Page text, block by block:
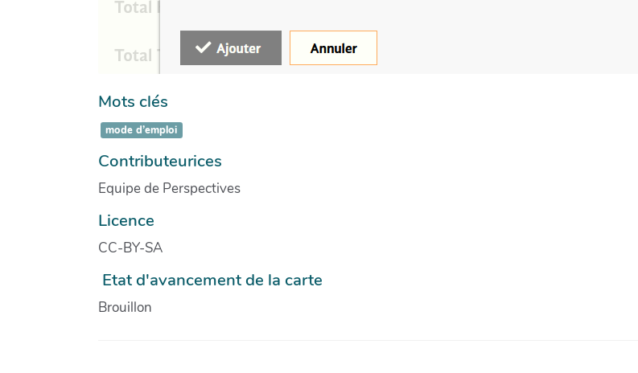
Mots clés
mode d’emploi
Contributeurices
Equipe de Perspectives
Licence
CC-BY-SA
Etat d'avancement de la carte
Brouillon